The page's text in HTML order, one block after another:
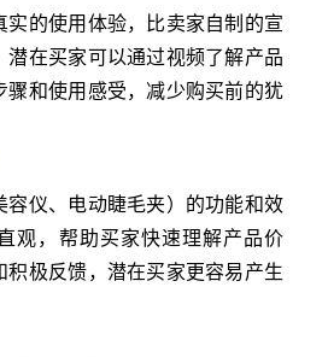
实的使用体验，比卖家自制的宣
潜在买家可以通过视频了解产品
骤和使用感受，减少购买前的犹
容仪、电动睫毛夹）的功能和效
观，帮助买家快速理解产品价
积极反馈，潜在买家更容易产生